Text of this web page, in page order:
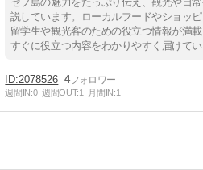
説しています。ローカルフードやショッ
留学生や観光客のための役立つ情報が満
すぐに役立つ内容をわかりやすく届けてい
2078526 4
週間IN:0 週間OUT:1 月間IN:1